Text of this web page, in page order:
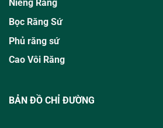
Niềng Răng
Bọc Răng Sứ
Phủ răng sứ
Cao Vôi Răng
BẢN ĐỒ CHỈ ĐƯỜNG